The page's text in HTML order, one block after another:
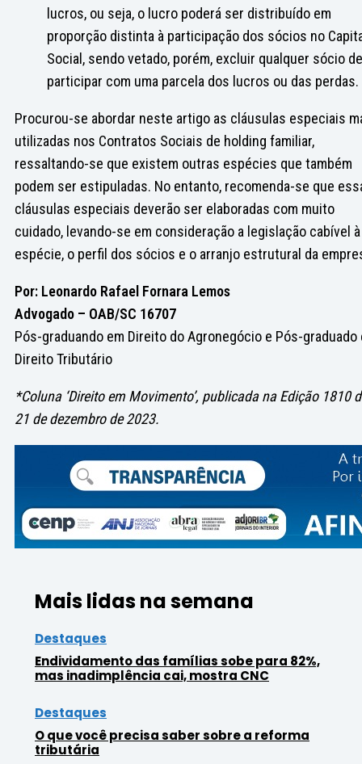
lucros, ou seja, o lucro poderá ser distribuído em
proporção distinta à participação dos sócios no
Social, sendo vetado, porém, excluir qualquer sócio de
participar com uma parcela dos lucros ou das perdas.
Procurou-se abordar neste artigo as cláusulas especiais
utilizadas nos Contratos Sociais de holding familiar,
ressaltando-se que existem outras espécies que também
podem ser estipuladas. No entanto, recomenda-se que
cláusulas especiais deverão ser elaboradas com muito
cuidado, levando-se em consideração a legislação cabível à
espécie, o perfil dos sócios e o arranjo estrutural da
Por: Leonardo Rafael Fornara Lemos
Advogado – OAB/SC 16707
Pós-graduando em Direito do Agronegócio e Pós-graduado
Direito Tributário
*Coluna ‘Direito em Movimento’, publicada na Edição 1810
21 de dezembro de 2023.
Mais lidas na semana
Destaques
Endividamento das famílias sobe para 82%,
mas inadimplência cai, mostra CNC
Destaques
O que você precisa saber sobre a reforma
tributária